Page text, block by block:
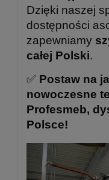
Dzięki naszej
dostępności
zapewniamy
całej Polski.
✅ Postaw na
nowoczesne
Profesmeb,
Polsce!